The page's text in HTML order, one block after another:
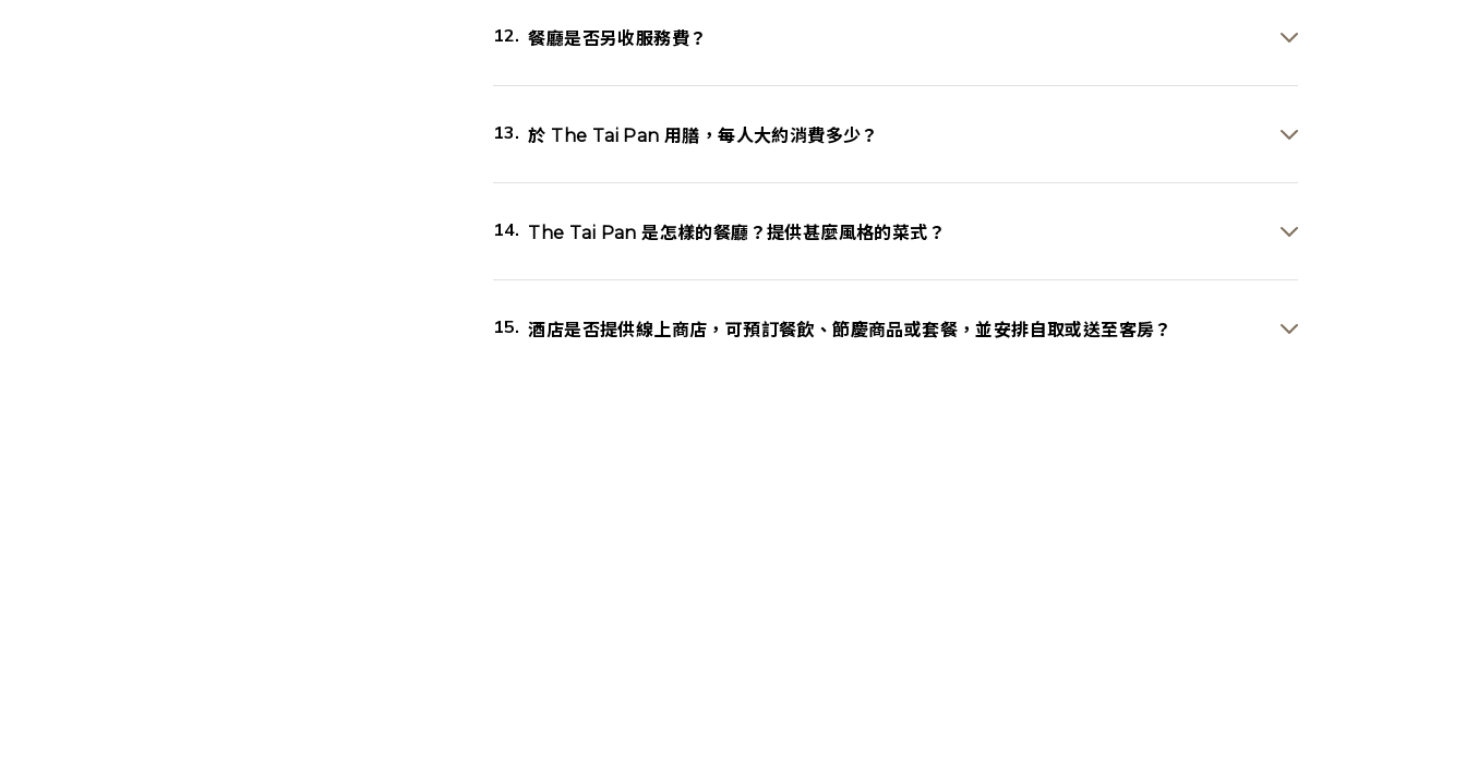
餐廳是否另收服務費？
於 The Tai Pan 用膳，每人大約消費多少？
The Tai Pan 是怎樣的餐廳？提供甚麼風格的菜式？
酒店是否提供線上商店，可預訂餐飲、節慶商品或套餐，並安排自取或送至客房？